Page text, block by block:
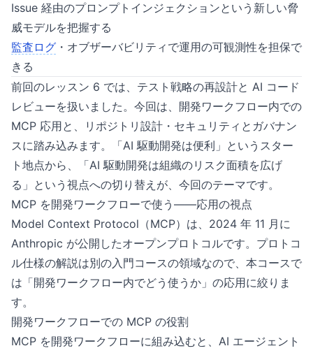
Issue 経由のプロンプトインジェクションという新しい脅
威モデルを把握する
監査ログ ・オブザーバビリティで運用の可観測性を担保で
きる
前回のレッスン 6 では、テスト戦略の再設計と AI コード
レビューを扱いました。今回は、開発ワークフロー内での
MCP 応用と、リポジトリ設計・セキュリティとガバナン
スに踏み込みます。「AI 駆動開発は便利」というスター
ト地点から、「AI 駆動開発は組織のリスク面積を広げ
る」という視点への切り替えが、今回のテーマです。
MCP を開発ワークフローで使う——応用の視点
Model Context Protocol（MCP）は、2024 年 11 月に
Anthropic が公開したオープンプロトコルです。プロトコ
ル仕様の解説は別の入門コースの領域なので、本コースで
は「開発ワークフロー内でどう使うか」の応用に絞りま
す。
開発ワークフローでの MCP の役割
MCP を開発ワークフローに組み込むと、AI エージェント